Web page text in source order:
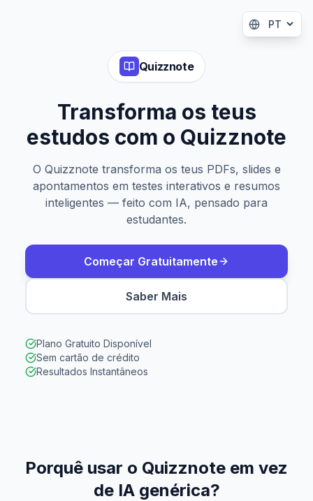
Quizznote
Transforma os teus
estudos com o Quizznote
O Quizznote transforma os teus PDFs, slides e
apontamentos em testes interativos e resumos
inteligentes — feito com IA, pensado para
estudantes.
Começar Gratuitamente
Saber Mais
Plano Gratuito Disponível
Sem cartão de crédito
Resultados Instantâneos
Porquê usar o Quizznote em vez
de IA genérica?